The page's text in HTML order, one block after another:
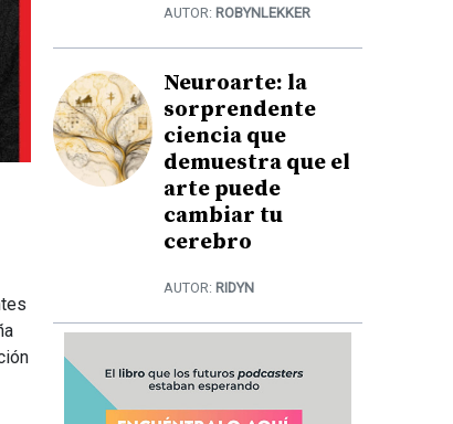
AUTOR: ROBYNLEKKER
Neuroarte: la
sorprendente
ciencia que
demuestra que el
arte puede
cambiar tu
cerebro
AUTOR: RIDYN